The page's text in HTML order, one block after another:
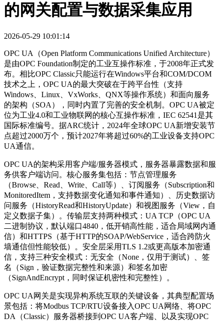
的网关配置与数据采集应用
2026-05-29 10:01:14
OPC UA（Open Platform Communications Unified Architecture）
是由OPC Foundation制定的工业互操作标准，于2008年正式发
布。相比OPC Classic只能运行在Windows平台和COM/DCOM
技术之上，OPC UA的最大突破在于跨平台性（支持
Windows、Linux、VxWorks、QNX等操作系统）和面向服务
的架构（SOA），同时内置了完善的安全机制。OPC UA被定
位为工业4.0和工业物联网的核心互操作标准，IEC 62541是其
国际标准编号。据ARC统计，2024年全球OPC UA新增安装节
点超过2000万个，预计2027年将超过60%的工业设备支持OPC
UA通信。
OPC UA的架构采用客户端/服务器模式，服务器暴露数据和服
务供客户端访问。核心服务集包括：节点管理服务
（Browse、Read、Write、Call等）、订阅服务（Subscription和
MonitoredItem，支持数据变化通知和事件通知）、历史数据访
问服务（HistoryRead和HistoryUpdate）和视图服务（View，自
定义数据子集）。传输层支持两种模式：UA TCP（OPC UA
二进制协议，默认端口4840，低开销高性能，适合局域网内通
信）和HTTPS（基于HTTP的SOAP/WebService，适合跨防火
墙通信但性能较低）。安全层采用TLS 1.2或更高版本加密通
信，支持三种安全模式：无安全（None，仅用于测试）、签
名（Sign，验证数据完整性和来源）和签名加密
（SignAndEncrypt，同时保证机密性和完整性）。
OPC UA网关是实现异构系统互联的关键设备，其典型配置场
景包括：将Modbus TCP/RTU设备接入OPC UA网络、将OPC
DA（Classic）服务器桥接到OPC UA客户端、以及实现OPC